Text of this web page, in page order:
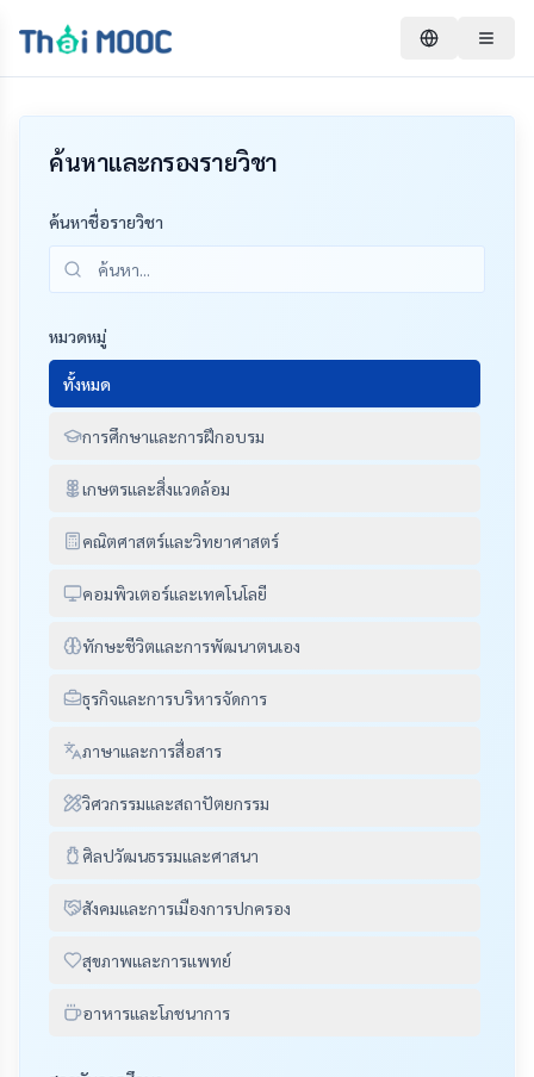
ค้นหาและกรองรายวิชา
ค้นหาชื่อรายวิชา
หมวดหมู่
ทั้งหมด
การศึกษาและการฝึกอบรม
เกษตรและสิ่งแวดล้อม
คณิตศาสตร์และวิทยาศาสตร์
คอมพิวเตอร์และเทคโนโลยี
ทักษะชีวิตและการพัฒนาตนเอง
ธุรกิจและการบริหารจัดการ
ภาษาและการสื่อสาร
วิศวกรรมและสถาปัตยกรรม
ศิลปวัฒนธรรมและศาสนา
สังคมและการเมืองการปกครอง
สุขภาพและการแพทย์
อาหารและโภชนาการ